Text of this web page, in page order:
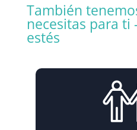
También
necesitas para ti
estés